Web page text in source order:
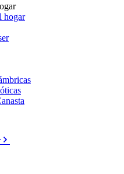
hogar